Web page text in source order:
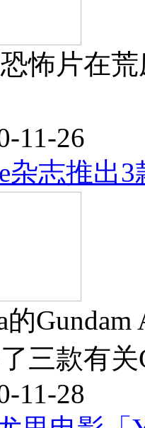
怖片在
11-26
杂志推出
的
三款有
11-28